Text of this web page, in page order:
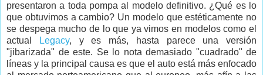
presentaron a toda pompa al modelo definitivo. ¿Qué es lo
que obtuvimos a cambio? Un modelo que estéticamente no
se despega mucho de lo que ya vimos en modelos como el
actual
Legacy, y es más, hasta parece una versión
"jibarizada" de este. Se lo nota demasiado "cuadrado" de
líneas y la principal causa es que el auto está más enfocado